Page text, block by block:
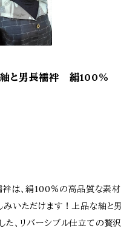
と男長襦袢 絹100％
は、絹100％の高品質な素材
みいただけます！上品な紬と男
、リバーシブル仕立ての贅沢